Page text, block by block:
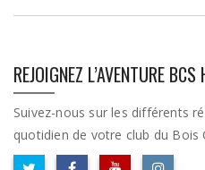
REJOIGNEZ L’AVENTURE
Suivez-nous sur les différents
quotidien de votre club du Bois